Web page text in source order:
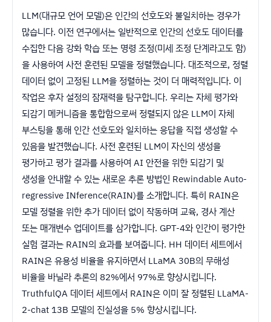
LLM(대규모 언어 모델)은 인간의 선호도와 불일치하는 경우가
많습니다. 이전 연구에서는 일반적으로 인간의 선호도 데이터를
수집한 다음 강화 학습 또는 명령 조정(미세 조정 단계라고도 함)
을 사용하여 사전 훈련된 모델을 정렬했습니다. 대조적으로, 정렬
데이터 없이 고정된 LLM을 정렬하는 것이 더 매력적입니다. 이
작업은 후자 설정의 잠재력을 탐구합니다. 우리는 자체 평가와
되감기 메커니즘을 통합함으로써 정렬되지 않은 LLM이 자체
부스팅을 통해 인간 선호도와 일치하는 응답을 직접 생성할 수
있음을 발견했습니다. 사전 훈련된 LLM이 자신의 생성을
평가하고 평가 결과를 사용하여 AI 안전을 위한 되감기 및
생성을 안내할 수 있는 새로운 추론 방법인 Rewindable Auto-
regressive INference(RAIN)를 소개합니다. 특히 RAIN은
모델 정렬을 위한 추가 데이터 없이 작동하며 교육, 경사 계산
또는 매개변수 업데이트를 삼가합니다. GPT-4와 인간이 평가한
실험 결과는 RAIN의 효과를 보여줍니다. HH 데이터 세트에서
RAIN은 유용성 비율을 유지하면서 LLaMA 30B의 무해성
비율을 바닐라 추론의 82%에서 97%로 향상시킵니다.
TruthfulQA 데이터 세트에서 RAIN은 이미 잘 정렬된 LLaMA-
2-chat 13B 모델의 진실성을 5% 향상시킵니다.